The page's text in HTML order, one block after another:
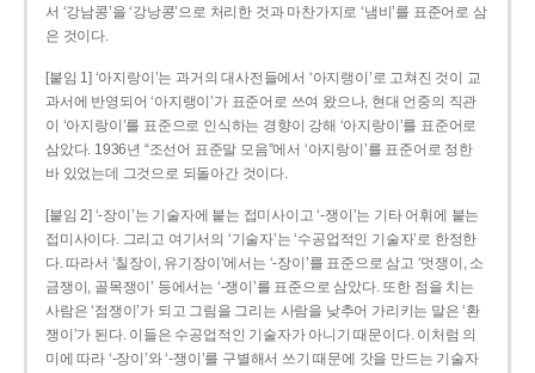
서 ‘강남콩’을 ‘강낭콩’으로 처리한 것과 마찬가지로 ‘냄비’를 표준어로 삼
은 것이다.
[붙임 1] ‘아지랑이’는 과거의 대사전들에서 ‘아지랭이’로 고쳐진 것이 교
과서에 반영되어 ‘아지랭이’가 표준어로 쓰여 왔으나, 현대 언중의 직관
이 ‘아지랑이’를 표준으로 인식하는 경향이 강해 ‘아지랑이’를 표준어로
삼았다. 1936년 “조선어 표준말 모음”에서 ‘아지랑이’를 표준어로 정한
바 있었는데 그것으로 되돌아간 것이다.
[붙임 2] ‘-장이’는 기술자에 붙는 접미사이고 ‘-쟁이’는 기타 어휘에 붙는
접미사이다. 그리고 여기서의 ‘기술자’는 ‘수공업적인 기술자’로 한정한
다. 따라서 ‘칠장이, 유기장이’에서는 ‘-장이’를 표준으로 삼고 ‘멋쟁이, 소
금쟁이, 골목쟁이’ 등에서는 ‘-쟁이’를 표준으로 삼았다. 또한 점을 치는
사람은 ‘점쟁이’가 되고 그림을 그리는 사람을 낮추어 가리키는 말은 ‘환
쟁이’가 된다. 이들은 수공업적인 기술자가 아니기 때문이다. 이처럼 의
미에 따라 ‘-장이’와 ‘-쟁이’를 구별해서 쓰기 때문에 갓을 만드는 기술자